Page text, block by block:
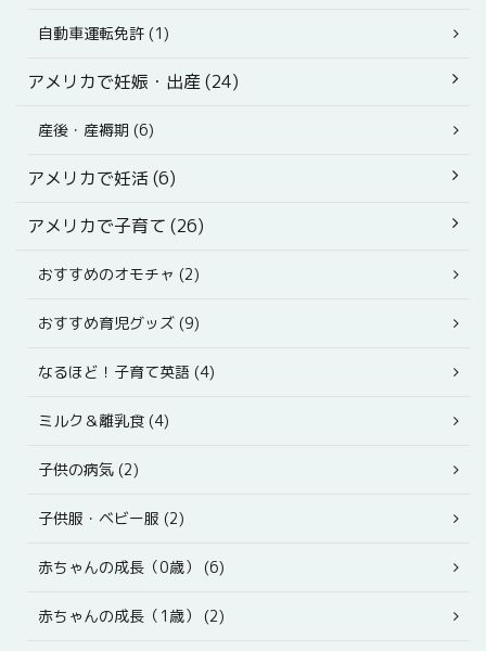
自動車運転免許 (1)
アメリカで妊娠・出産 (24)
産後・産褥期 (6)
アメリカで妊活 (6)
アメリカで子育て (26)
おすすめのオモチャ (2)
おすすめ育児グッズ (9)
なるほど！子育て英語 (4)
ミルク＆離乳食 (4)
子供の病気 (2)
子供服・ベビー服 (2)
赤ちゃんの成長（0歳） (6)
赤ちゃんの成長（1歳） (2)